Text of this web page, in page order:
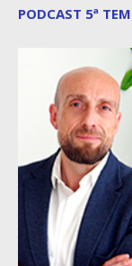
PODCAST 5ª